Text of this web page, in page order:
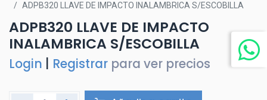
ADPB320 LLAVE DE IMPACTO INALAMBRICA S/ESCOBILLA
ADPB320 LLAVE DE IMPACTO
INALAMBRICA S/ESCOBILLA
Login Registrar para ver precios